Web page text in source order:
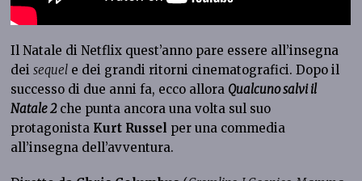
Il Natale di Netflix quest’anno pare essere all’insegna
deisequel e dei grandi ritorni cinematografici. Dopo il
successo di due anni fa, ecco allora Qualcuno salvi il
Natale 2 che punta ancora una volta sul suo
protagonista Kurt Russel per una commedia
all’insegna dell’avventura.